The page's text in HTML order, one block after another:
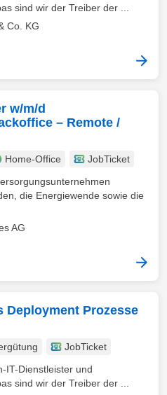
sind wir der Treiber der ...
Co. KG
w/m/d
– Remote /
Home-Office
JobTicket
die Energiewende sowie die
AG
Deployment Prozesse
JobTicket
IT-Dienstleister und
sind wir der Treiber der ...